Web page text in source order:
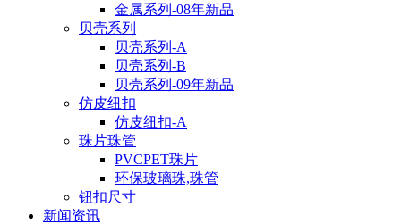
金属系列-08年新品
贝壳系列
贝壳系列-A
贝壳系列-B
贝壳系列-09年新品
仿皮纽扣
仿皮纽扣-A
珠片珠管
PVCPET珠片
环保玻璃珠,珠管
钮扣尺寸
新闻资讯